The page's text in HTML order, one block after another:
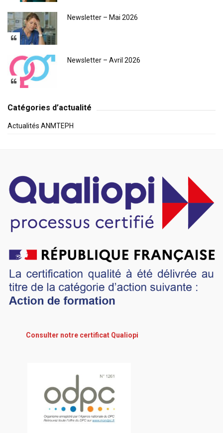
Newsletter – Mai 2026
Newsletter – Avril 2026
Catégories d’actualité
Actualités ANMTEPH
Consulter notre certificat Qualiopi